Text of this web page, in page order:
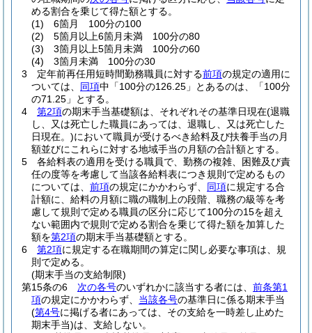
める割合を乗じて得た額とする。
(1)
6箇月 100分の100
(2)
5箇月以上6箇月未満 100分の80
(3)
3箇月以上5箇月未満 100分の60
(4)
3箇月未満 100分の30
3
定年前再任用短時間勤務職員に対する前項の規定の適用に
ついては、 同項中「100分の126.25」とあるのは、「100分
の71.25」とする。
4
第2項の期末手当基礎額は、それぞれその基準日現在(退職
し、又は死亡した職員にあっては、退職し、又は死亡した
日現在。)において職員が受けるべき給料及び扶養手当の月
額並びにこれらに対する地域手当の月額の合計額とする。
5
各給料表の適用を受ける職員で、勤務の複雑、困難及び責
任の度等を考慮して当該各給料表につき規則で定めるもの
については、 前項の規定にかかわらず、 同項に規定する合
計額に、給料の月額に職の職制上の段階、職務の級等を考
慮して規則で定める職員の区分に応じて100分の15を超え
ない範囲内で規則で定める割合を乗じて得た額を加算した
額を第2項の期末手当基礎額とする。
6
第2項に規定する在職期間の算定に関し必要な事項は、規
則で定める。
(期末手当の支給制限)
第15条の6
次の各号のいずれかに該当する者には、 前条第1
項の規定にかかわらず、 当該各号の基準日に係る期末手当
(第4号に掲げる者にあっては、その支給を一時差し止めた
期末手当)は、支給しない。